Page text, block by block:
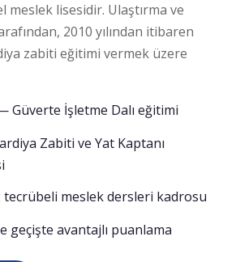
lisesidir. Ulaştırma ve
2010 yılından itibaren
zabiti eğitimi vermek üzere
Güverte İşletme Dalı eğitimi
Zabiti ve Yat Kaptanı
tecrübeli meslek dersleri kadrosu
geçişte avantajlı puanlama